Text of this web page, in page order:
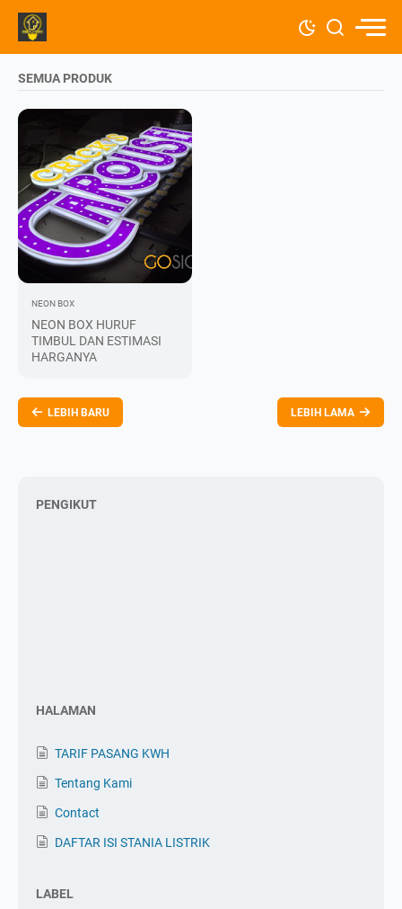
SEMUA PRODUK
NEON BOX
NEON BOX HURUF
TIMBUL DAN ESTIMASI
HARGANYA
LEBIH BARU LEBIH LAMA
PENGIKUT
HALAMAN
TARIF PASANG KWH
Tentang Kami
Contact
DAFTAR ISI STANIA LISTRIK
LABEL